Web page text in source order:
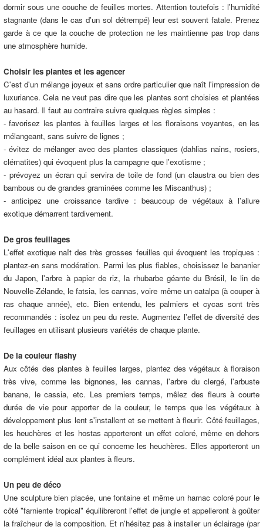
dormir sous une couche de feuilles mortes. Attention toutefois : l'humidité
stagnante (dans le cas d'un sol détrempé) leur est souvent fatale. Prenez
garde à ce que la couche de protection ne les maintienne pas trop dans
une atmosphère humide.
Choisir les plantes et les agencer
C'est d'un mélange joyeux et sans ordre particulier que naît l'impression de
luxuriance. Cela ne veut pas dire que les plantes sont choisies et plantées
au hasard. Il faut au contraire suivre quelques règles simples :
- favorisez les plantes à feuilles larges et les floraisons voyantes, en les
mélangeant, sans suivre de lignes ;
- évitez de mélanger avec des plantes classiques (dahlias nains, rosiers,
clématites) qui évoquent plus la campagne que l'exotisme ;
- prévoyez un écran qui servira de toile de fond (un claustra ou bien des
bambous ou de grandes graminées comme les Miscanthus) ;
- anticipez une croissance tardive : beaucoup de végétaux à l'allure
exotique démarrent tardivement.
De gros feuillages
L'effet exotique naît des très grosses feuilles qui évoquent les tropiques :
plantez-en sans modération. Parmi les plus fiables, choisissez le bananier
du Japon, l'arbre à papier de riz, la rhubarbe géante du Brésil, le lin de
Nouvelle-Zélande, le fatsia, les cannas, voire même un catalpa (à couper à
ras chaque année), etc. Bien entendu, les palmiers et cycas sont très
recommandés : isolez un peu du reste. Augmentez l'effet de diversité des
feuillages en utilisant plusieurs variétés de chaque plante.
De la couleur flashy
Aux côtés des plantes à feuilles larges, plantez des végétaux à floraison
très vive, comme les bignones, les cannas, l'arbre du clergé, l'arbuste
banane, le cassia, etc. Les premiers temps, mêlez des fleurs à courte
durée de vie pour apporter de la couleur, le temps que les végétaux à
développement plus lent s'installent et se mettent à fleurir. Côté feuillages,
les heuchères et les hostas apporteront un effet coloré, même en dehors
de la belle saison en ce qui concerne les heuchères. Elles apporteront un
complément idéal aux plantes à fleurs.
Un peu de déco
Une sculpture bien placée, une fontaine et même un hamac coloré pour le
côté "farniente tropical" équilibreront l'effet de jungle et appelleront à goûter
la fraîcheur de la composition. Et n'hésitez pas à installer un éclairage (par